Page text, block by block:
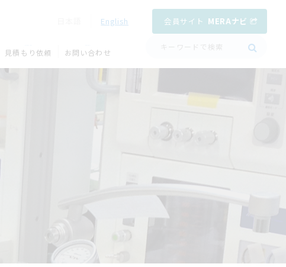
English 会員サイト MERAナビ
見積もり依頼 お問い合わせ